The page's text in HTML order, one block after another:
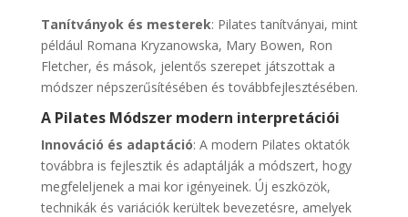
Tanítványok és mesterek: Pilates tanítványai, mint
például Romana Kryzanowska, Mary Bowen, Ron
Fletcher, és mások, jelentős szerepet játszottak a
módszer népszerűsítésében és továbbfejlesztésében.
A Pilates Módszer modern interpretációi
Innováció és adaptáció: A modern Pilates oktatók
továbbra is fejlesztik és adaptálják a módszert, hogy
megfeleljenek a mai kor igényeinek. Új eszközök,
technikák és variációk kerültek bevezetésre, amelyek